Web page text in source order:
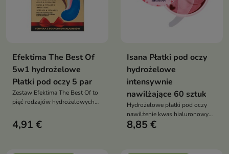
Efektima The Best Of
5w1 hydrożelowe
Płatki pod oczy 5 par
Zestaw Efektima The Best Of to
pięć rodzajów hydrożelowych
kompleksowo pielęgnują,
nawilżają, wygładzają i
4,91 €
Isana Płatki pod oczy
hydrożelowe
intensywnie
nawilżające 60 sztuk
Hydrożelowe płatki pod oczy
nawilżenie kwas hialuronowy
witamina E ekstrakt z truskawki
8,85 €